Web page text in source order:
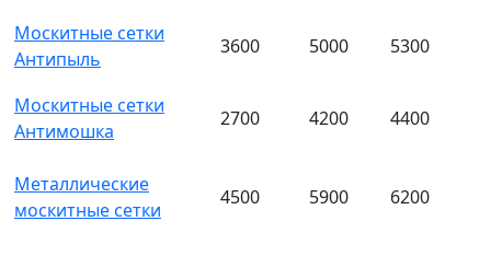
Москитные сетки
Антипыль
3600 5000 5300
Москитные сетки
Антимошка
2700 4200 4400
Металлические
москитные сетки
4500 5900 6200